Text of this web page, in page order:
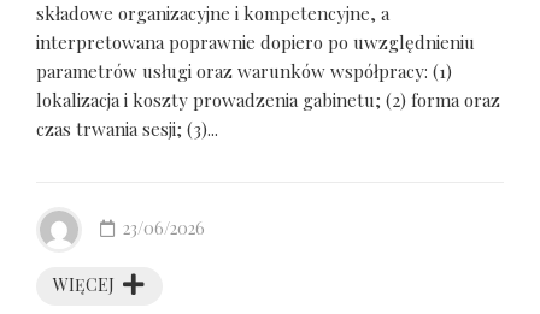
składowe organizacyjne i kompetencyjne, a
interpretowana poprawnie dopiero po uwzględnieniu
parametrów usługi oraz warunków współpracy: (1)
lokalizacja i koszty prowadzenia gabinetu; (2) forma oraz
czas trwania sesji; (3)...
WIĘCEJ
23/06/2026